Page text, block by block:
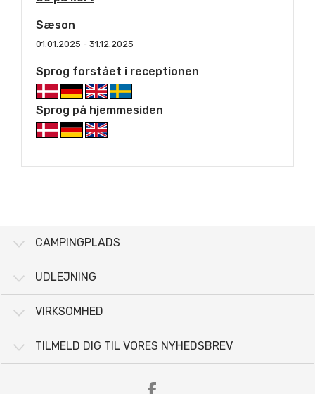
Sæson
01.01.2025 - 31.12.2025
Sprog forstået i receptionen
Sprog på hjemmesiden
CAMPINGPLADS
UDLEJNING
VIRKSOMHED
TILMELD DIG TIL VORES NYHEDSBREV